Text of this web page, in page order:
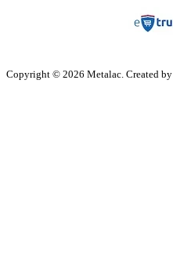
Copyright © 2026 Metalac. Created by